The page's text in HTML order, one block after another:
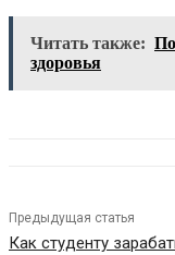
Читать также:
здоровья
Предыдущая статья
Как студенту